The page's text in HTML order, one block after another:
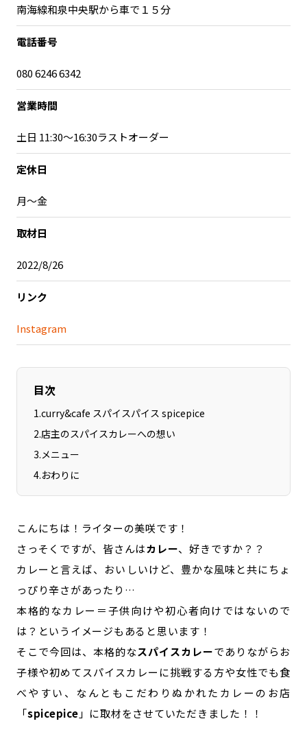
MILCプロジェクト
選出企業特別対談
Localist
地域豆知識
Sporkle
「人」から探す
お問い合わせ
南海線和泉中央駅から車で１５分
電話番号
080 6246 6342
営業時間
土日 11:30〜16:30ラストオーダー
定休日
月～金
取材日
2022/8/26
リンク
Instagram
目次
1.curry&cafe スパイスパイス spicepice
2.店主のスパイスカレーへの想い
3.メニュー
4.おわりに
こんにちは！ライターの美咲です！
さっそくですが、皆さんはカレー、好きですか？？
カレーと言えば、おいしいけど、豊かな風味と共にちょ
っぴり辛さがあったり…
本格的なカレー＝子供向けや初心者向けではないので
は？というイメージもあると思います！
そこで今回は、本格的なスパイスカレーでありながらお
子様や初めてスパイスカレーに挑戦する方や女性でも食
べやすい、なんともこだわりぬかれたカレーのお店
「spicepice 」に取材をさせていただきました！！